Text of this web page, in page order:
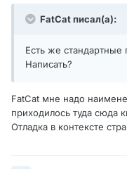
FatCat писал(а):
Есть же
Написать?
FatCat мне надо
приходилось туда сюда
Отладка в контексте